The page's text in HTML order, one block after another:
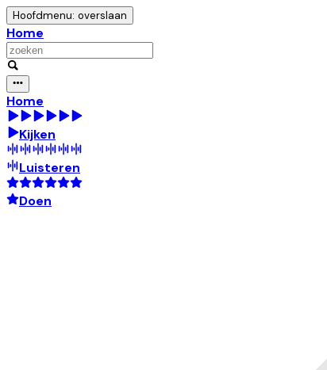
Hoofdmenu: overslaan
Home
Home
Kijken
Luisteren
Doen